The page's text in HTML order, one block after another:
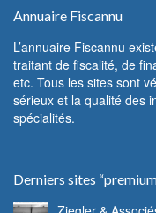
Annuaire Fiscannu
L’annuaire Fiscannu
traitant de fiscalité, de
etc. Tous les sites sont
sérieux et la qualité des
spécialités.
Derniers sites